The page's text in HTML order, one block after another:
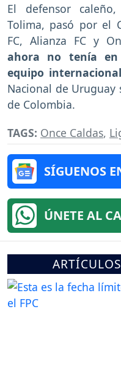
El defensor
Tolima, pasó por el
FC, Alianza FC y
ahora no tenía
equipo internacional
Nacional de
de Colombia.
TAGS: Once Caldas,
SÍGUENOS
ÚNETE AL